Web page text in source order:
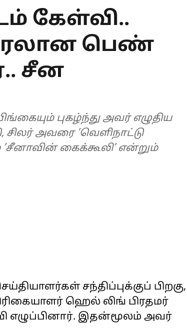
கேள்வி..
பெண்
சீன
புகழ்ந்து அவர் எழுதிய
சிலர் அவரை ’வெளிநாட்டு
’சீனாவின் கைக்கூலி’ என்றும்
சந்திப்புக்குப் பிறகு,
ஹெல் லிங் பிரதமர்
எழுப்பினார். இதன்மூலம் அவர்